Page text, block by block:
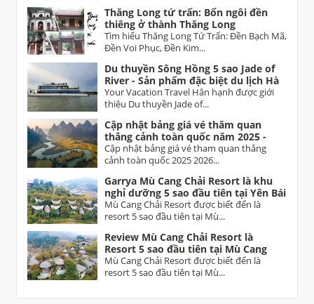
Thăng Long tứ trấn: Bốn ngôi đền
thiêng ở thành Thăng Long
Tìm hiểu Thăng Long Tứ Trấn: Đền Bạch Mã,
Đền Voi Phục, Đền Kim...
Du thuyền Sông Hồng 5 sao Jade of
River - Sản phẩm đặc biệt du lịch Hà
Nội
Your Vacation Travel Hân hạnh được giới
thiệu Du thuyền Jade of...
Cập nhật bảng giá vé thăm quan
thắng cảnh toàn quốc năm 2025 -
2026 Vietnam tourist attractions
ticket prices
Cập nhật bảng giá vé tham quan thắng
cảnh toàn quốc 2025 2026...
Garrya Mù Cang Chải Resort là khu
nghỉ dưỡng 5 sao đầu tiên tại Yên Bái
Mù Cang Chải Resort được biết đến là
resort 5 sao đầu tiên tại Mù...
Review Mù Cang Chải Resort là
Resort 5 sao đầu tiên tại Mù Cang
Chải Yên Bái
Mù Cang Chải Resort được biết đến là
resort 5 sao đầu tiên tại Mù...